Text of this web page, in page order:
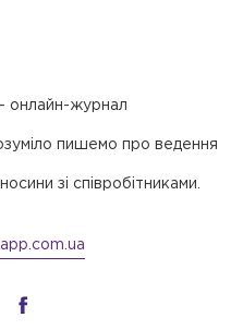
онлайн-журнал
пишемо про ведення
зі співробітниками.